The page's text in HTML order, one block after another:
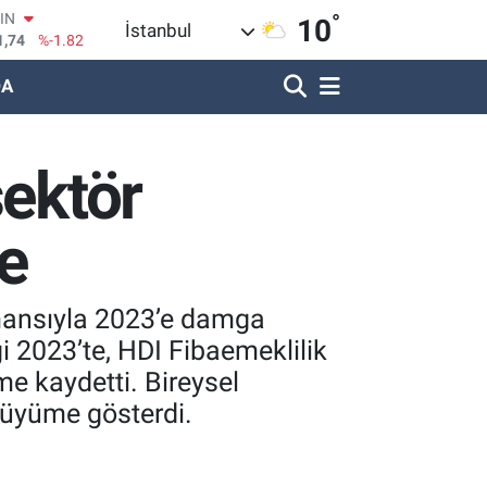
%0.02
%0.19
İstanbul 10°
2023’e damga
HDI Fibaemeklilik
kaydetti. Bireysel
gösterdi.